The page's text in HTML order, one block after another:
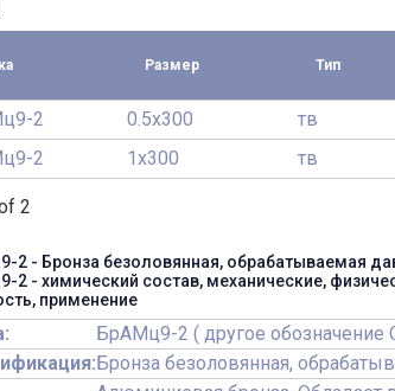
Размер Тип
2 0.5x300 тв
2
1x300 тв
2
2 - Бронза безоловянная, обрабатываемая
2 - химический состав, механические,
применение
БрАМц9-2 ( другое обозначение
Бронза безоловянная,